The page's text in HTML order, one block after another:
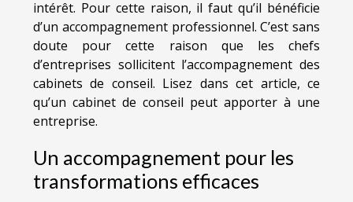
intérêt. Pour cette raison, il faut qu’il bénéficie
d’un accompagnement professionnel. C’est sans
doute pour cette raison que les chefs
d’entreprises sollicitent l’accompagnement des
cabinets de conseil. Lisez dans cet article, ce
qu’un cabinet de conseil peut apporter à une
entreprise.
Un accompagnement pour les
transformations efficaces